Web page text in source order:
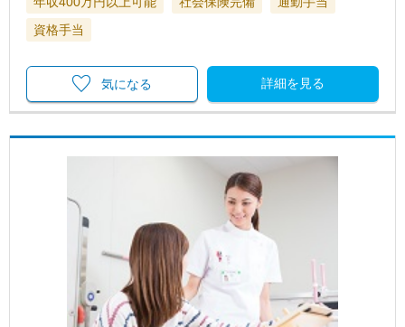
資格手当
詳細を見る
気になる